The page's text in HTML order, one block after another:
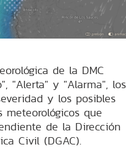
de la DMC
"Alerta" y "Alarma", los
y los posibles
meteorológicos que
de la Dirección
Civil (DGAC).